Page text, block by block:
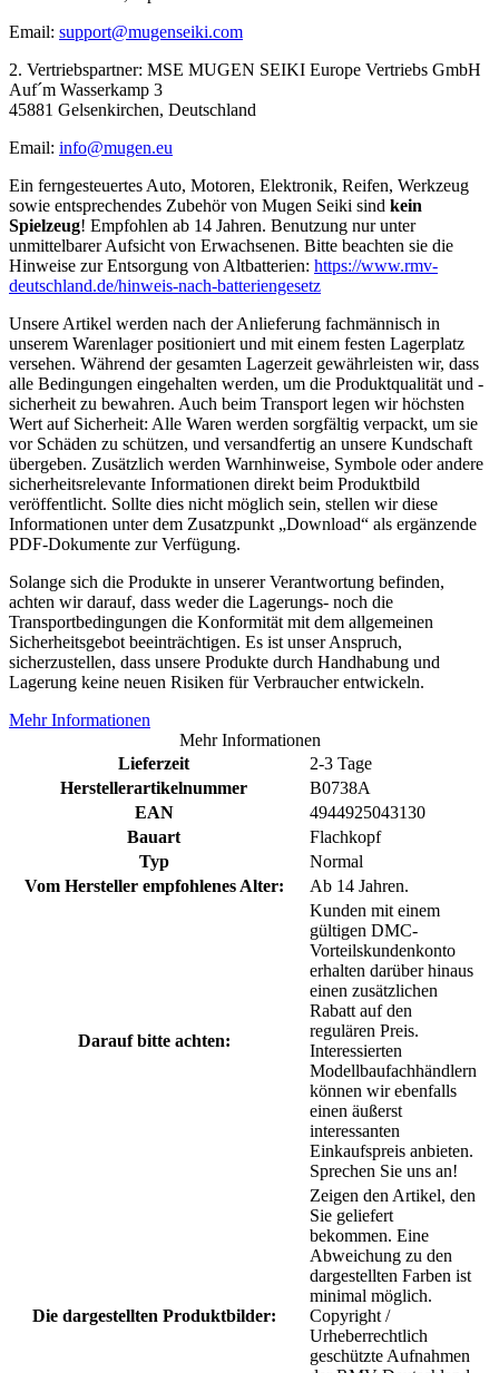
Email: support@mugenseiki.com
2. Vertriebspartner: MSE MUGEN SEIKI Europe Vertriebs GmbH
Auf´m Wasserkamp 3
45881 Gelsenkirchen, Deutschland
Email: info@mugen.eu
Ein ferngesteuertes Auto, Motoren, Elektronik, Reifen, Werkzeug
sowie entsprechendes Zubehör von Mugen Seiki sind kein
Spielzeug! Empfohlen ab 14 Jahren. Benutzung nur unter
unmittelbarer Aufsicht von Erwachsenen. Bitte beachten sie die
Hinweise zur Entsorgung von Altbatterien: https://www.rmv-
deutschland.de/hinweis-nach-batteriengesetz
Unsere Artikel werden nach der Anlieferung fachmännisch in
unserem Warenlager positioniert und mit einem festen Lagerplatz
versehen. Während der gesamten Lagerzeit gewährleisten wir, dass
alle Bedingungen eingehalten werden, um die Produktqualität und -
sicherheit zu bewahren. Auch beim Transport legen wir höchsten
Wert auf Sicherheit: Alle Waren werden sorgfältig verpackt, um sie
vor Schäden zu schützen, und versandfertig an unsere Kundschaft
übergeben. Zusätzlich werden Warnhinweise, Symbole oder andere
sicherheitsrelevante Informationen direkt beim Produktbild
veröffentlicht. Sollte dies nicht möglich sein, stellen wir diese
Informationen unter dem Zusatzpunkt „Download“ als ergänzende
PDF-Dokumente zur Verfügung.
Solange sich die Produkte in unserer Verantwortung befinden,
achten wir darauf, dass weder die Lagerungs- noch die
Transportbedingungen die Konformität mit dem allgemeinen
Sicherheitsgebot beeinträchtigen. Es ist unser Anspruch,
sicherzustellen, dass unsere Produkte durch Handhabung und
Lagerung keine neuen Risiken für Verbraucher entwickeln.
Mehr Informationen
Mehr Informationen
Lieferzeit
2-3 Tage
Herstellerartikelnummer
B0738A
EAN
4944925043130
Bauart
Flachkopf
Typ
Normal
Vom Hersteller empfohlenes Alter:
Ab 14 Jahren.
Darauf bitte achten:
Kunden mit einem
gültigen DMC-
Vorteilskundenkonto
erhalten darüber hinaus
einen zusätzlichen
Rabatt auf den
regulären Preis.
Interessierten
Modellbaufachhändlern
können wir ebenfalls
einen äußerst
interessanten
Einkaufspreis anbieten.
Sprechen Sie uns an!
Die dargestellten Produktbilder:
Zeigen den Artikel, den
Sie geliefert
bekommen. Eine
Abweichung zu den
dargestellten Farben ist
minimal möglich.
Copyright /
Urheberrechtlich
geschützte Aufnahmen